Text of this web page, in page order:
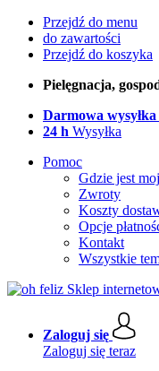
Przejdź do menu
do zawartości
Przejdź do koszyka
Pielęgnacja,
Darmowa
24 h Wysyłka
Pomoc
Gdzie jest
Zwroty
Koszty
Opcje
Kontakt
Wszystkie
Zaloguj się
Zaloguj się teraz